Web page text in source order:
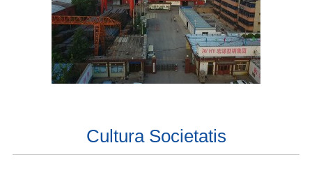
Cultura Societatis